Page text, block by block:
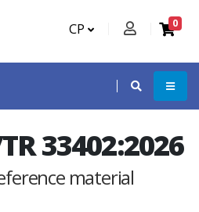
СР 0
33402:2026
material